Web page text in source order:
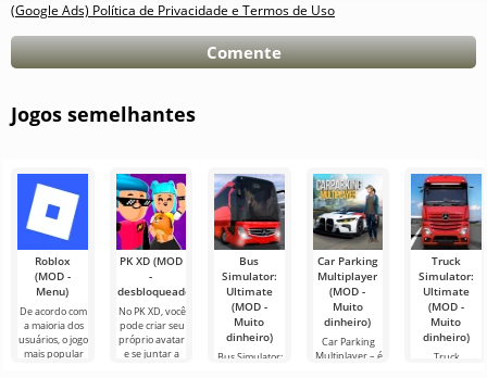
(Google Ads) Política de Privacidade e Termos de Uso
Comente
Jogos semelhantes
Roblox
(MOD -
Menu)
De acordo com
a maioria dos
usuários, o jogo
mais popular
PK XD (MOD
-
desbloqueado)
No PK XD, você
pode criar seu
próprio avatar
e se juntar a
Bus
Simulator:
Ultimate
(MOD -
Muito
dinheiro)
Bus Simulator:
Car Parking
Multiplayer
(MOD -
Muito
dinheiro)
Car Parking
Multiplayer – é
Truck
Simulator:
Ultimate
(MOD -
Muito
dinheiro)
Truck